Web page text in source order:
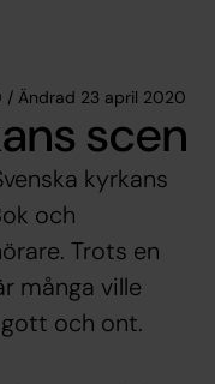
/ Ändrad 23 april 2020
scen
kyrkans
och
Trots en
många ville
och ont.